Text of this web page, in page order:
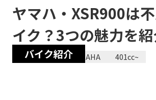
バイク紹介
ヤマハ・XSR900は
イク？3つの魅力を
2023/12/28 YAMAHA 401cc~